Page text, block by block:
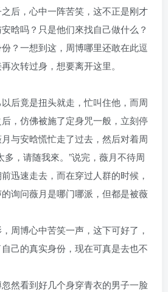
后，心中一阵苦笑，这不正是刚才
晗吗？只是他们來找自己做什么？
？一想到这，周博哪里还敢在此逗
次转过身，想要离开这里。
后竟是扭头就走，忙叫住他，而周
，仿佛被施了定身咒一般，立刻停
与安晗慌忙走了过去，然后对着周
多，请随我來。”说完，薇月不待周
迅速走去，而在穿过人群的时候，
询问薇月是哪门哪派，但都是被薇
周博心中苦笑一声，这下可好了，
己的真实身份，现在可真是去也不
然看到好几个身穿青衣的男子一脸